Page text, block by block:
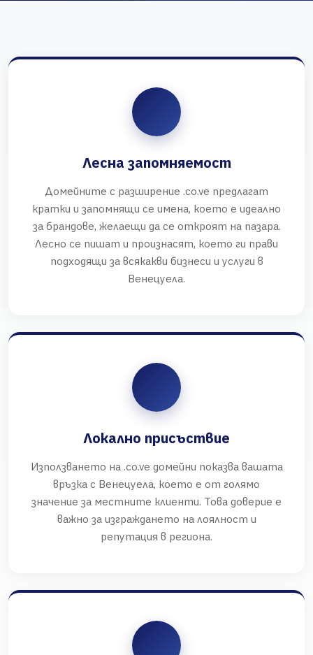
Лесна запомняемост
Домейните с разширение .co.ve предлагат
кратки и запомнящи се имена, което е идеално
за брандове, желаещи да се откроят на пазара.
Лесно се пишат и произнасят, което ги прави
подходящи за всякакви бизнеси и услуги в
Венецуела.
Локално присъствие
Използването на .co.ve домейни показва вашата
връзка с Венецуела, което е от голямо
значение за местните клиенти. Това доверие е
важно за изграждането на лоялност и
репутация в региона.